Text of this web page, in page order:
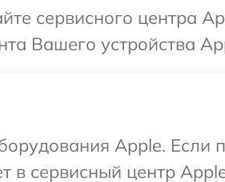
сервисного центра
Вашего устройства
Apple. Если
в сервисный центр